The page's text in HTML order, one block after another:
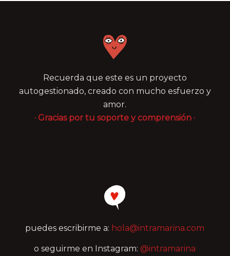
Recuerda que este es un proyecto
autogestionado, creado con mucho esfuerzo y
amor.
· Gracias por tu soporte y comprensión ·
puedes escribirme a: hola@intramarina.com
o seguirme en Instagram:@intramarina